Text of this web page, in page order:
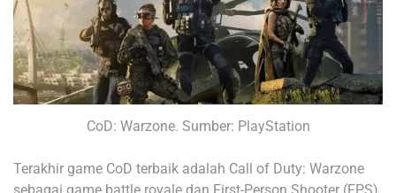
CoD: Warzone. Sumber: PlayStation
Terakhir game CoD terbaik adalah Call of Duty: Warzone